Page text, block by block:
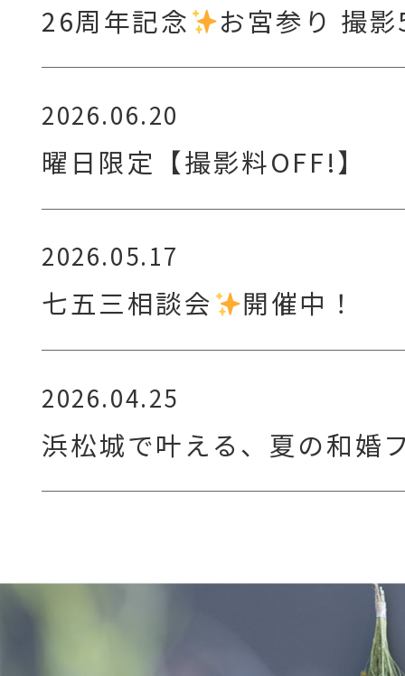
26周年記念 お宮参り 撮
2026.06.20
曜日限定【撮影料OFF!】
2026.05.17
七五三相談会 開催中！
2026.04.25
浜松城で叶える、夏の和婚